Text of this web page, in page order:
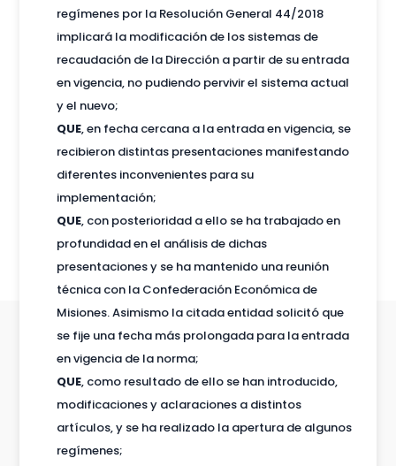
regímenes por la Resolución General 44/2018
implicará la modificación de los sistemas de
recaudación de la Dirección a partir de su entrada
en vigencia, no pudiendo pervivir el sistema actual
y el nuevo;
QUE, en fecha cercana a la entrada en vigencia, se
recibieron distintas presentaciones manifestando
diferentes inconvenientes para su
implementación;
QUE, con posterioridad a ello se ha trabajado en
profundidad en el análisis de dichas
presentaciones y se ha mantenido una reunión
técnica con la Confederación Económica de
Misiones. Asimismo la citada entidad solicitó que
se fije una fecha más prolongada para la entrada
en vigencia de la norma;
QUE, como resultado de ello se han introducido,
modificaciones y aclaraciones a distintos
artículos, y se ha realizado la apertura de algunos
regímenes;